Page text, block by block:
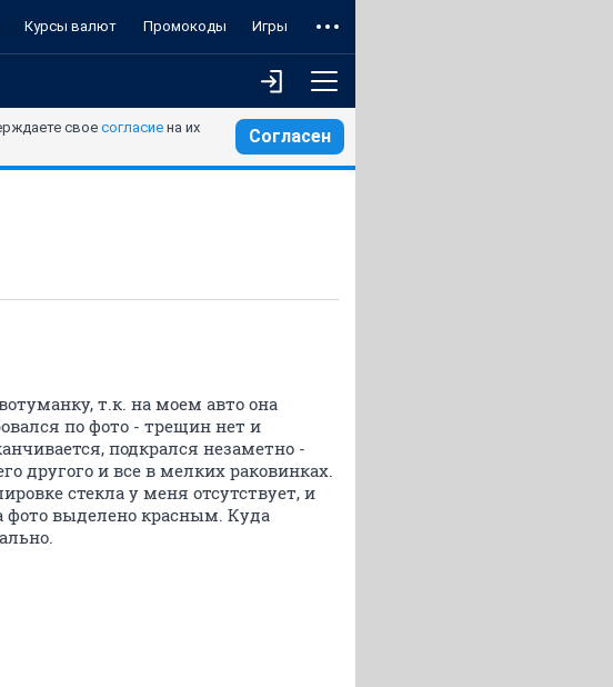
Курсы валют Промокоды Игры
свое согласие на их
Согласен
т.к. на моем авто она
по фото - трещин нет и
подкрался незаметно -
другого и все в мелких раковинках.
стекла у меня отсутствует, и
фото выделено красным. Куда